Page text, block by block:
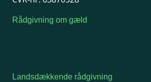
Rådgivning om gæld
Landsdækkende rådgivning